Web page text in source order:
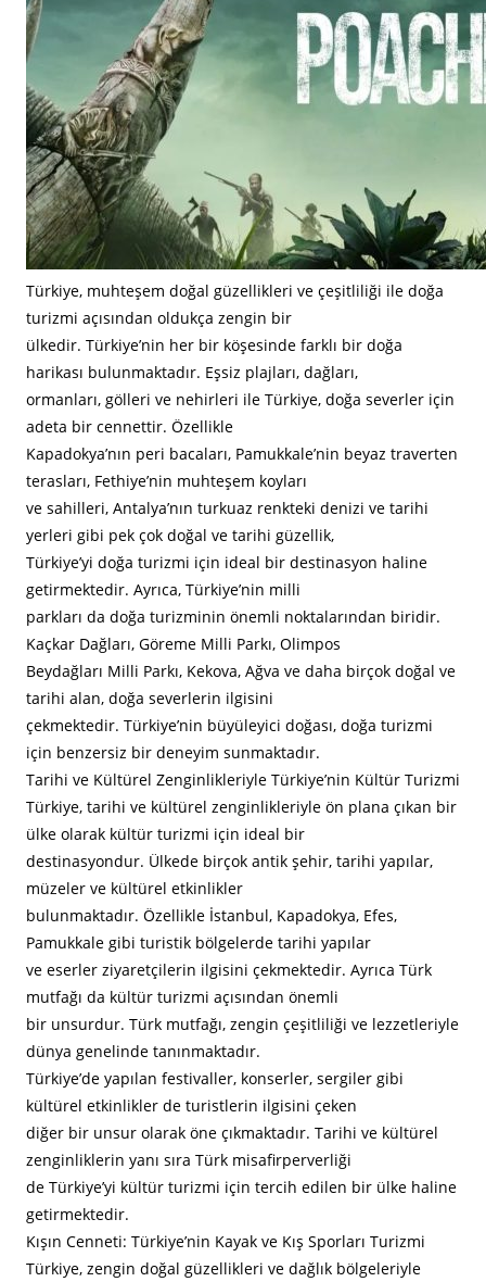
Türkiye, muhteşem doğal güzellikleri ve çeşitliliği ile doğa
turizmi açısından oldukça zengin bir
ülkedir. Türkiye’nin her bir köşesinde farklı bir doğa
harikası bulunmaktadır. Eşsiz plajları, dağları,
ormanları, gölleri ve nehirleri ile Türkiye, doğa severler için
adeta bir cennettir. Özellikle
Kapadokya’nın peri bacaları, Pamukkale’nin beyaz traverten
terasları, Fethiye’nin muhteşem koyları
ve sahilleri, Antalya’nın turkuaz renkteki denizi ve tarihi
yerleri gibi pek çok doğal ve tarihi güzellik,
Türkiye’yi doğa turizmi için ideal bir destinasyon haline
getirmektedir. Ayrıca, Türkiye’nin milli
parkları da doğa turizminin önemli noktalarından biridir.
Kaçkar Dağları, Göreme Milli Parkı, Olimpos
Beydağları Milli Parkı, Kekova, Ağva ve daha birçok doğal ve
tarihi alan, doğa severlerin ilgisini
çekmektedir. Türkiye’nin büyüleyici doğası, doğa turizmi
için benzersiz bir deneyim sunmaktadır.
Tarihi ve Kültürel Zenginlikleriyle Türkiye’nin Kültür Turizmi
Türkiye, tarihi ve kültürel zenginlikleriyle ön plana çıkan bir
ülke olarak kültür turizmi için ideal bir
destinasyondur. Ülkede birçok antik şehir, tarihi yapılar,
müzeler ve kültürel etkinlikler
bulunmaktadır. Özellikle İstanbul, Kapadokya, Efes,
Pamukkale gibi turistik bölgelerde tarihi yapılar
ve eserler ziyaretçilerin ilgisini çekmektedir. Ayrıca Türk
mutfağı da kültür turizmi açısından önemli
bir unsurdur. Türk mutfağı, zengin çeşitliliği ve lezzetleriyle
dünya genelinde tanınmaktadır.
Türkiye’de yapılan festivaller, konserler, sergiler gibi
kültürel etkinlikler de turistlerin ilgisini çeken
diğer bir unsur olarak öne çıkmaktadır. Tarihi ve kültürel
zenginliklerin yanı sıra Türk misafirperverliği
de Türkiye’yi kültür turizmi için tercih edilen bir ülke haline
getirmektedir.
Kışın Cenneti: Türkiye’nin Kayak ve Kış Sporları Turizmi
Türkiye, zengin doğal güzellikleri ve dağlık bölgeleriyle